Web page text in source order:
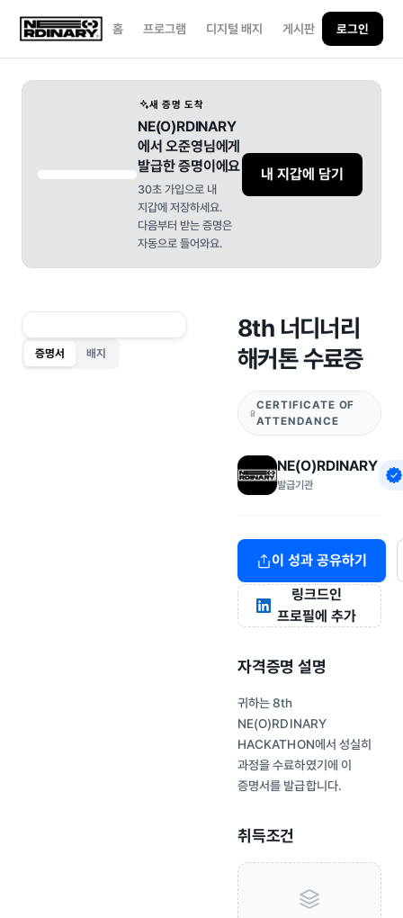
홈 프로그램 디지털 배지 게시판 로그인
새 증명 도착
NE(O)RDINARY
에서 오준영님에게
발급한 증명이에요
30초 가입으로 내
지갑에 저장하세요.
다음부터 받는 증명은
자동으로 들어와요.
내 지갑에 담기
증명서 배지
8th 너디너리
해커톤 수료증
CERTIFICATE OF
ATTENDANCE
NE(O)RDINARY
발급기관
이 성과 공유하기
링크드인
프로필에 추가
자격증명 설명
귀하는 8th
NE(O)RDINARY
HACKATHON에서 성실히
과정을 수료하였기에 이
증명서를 발급합니다.
취득조건